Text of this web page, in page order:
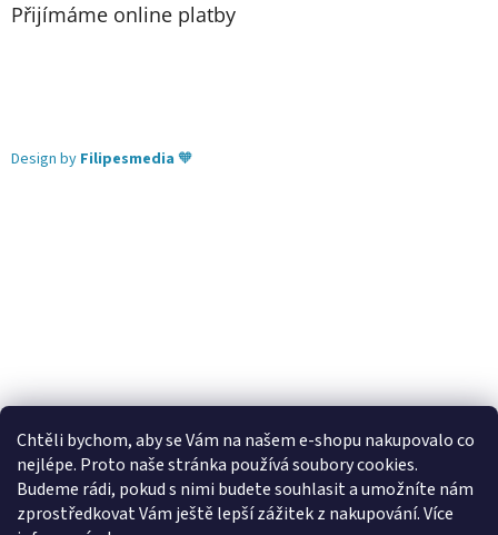
Chtěli bychom, aby se Vám na našem e-shopu nakupovalo co
nejlépe. Proto naše stránka používá soubory cookies.
Budeme rádi, pokud s nimi budete souhlasit a umožníte nám
zprostředkovat Vám ještě lepší zážitek z nakupování.Více
Přijímáme online platby
Design by Filipesmedia 🧡
Lekva nábytek ubytování pod Pálavou kování Tulip
úchytky Gamet
úchytky Siro Blum - perfecting motion